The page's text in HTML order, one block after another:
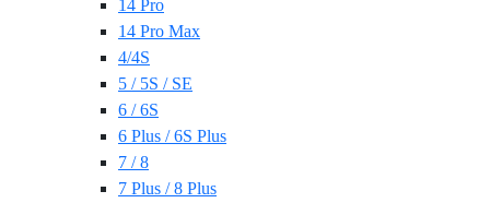
14 Pro
14 Pro Max
4/4S
5 / 5S / SE
6 / 6S
6 Plus / 6S Plus
7 / 8
7 Plus / 8 Plus